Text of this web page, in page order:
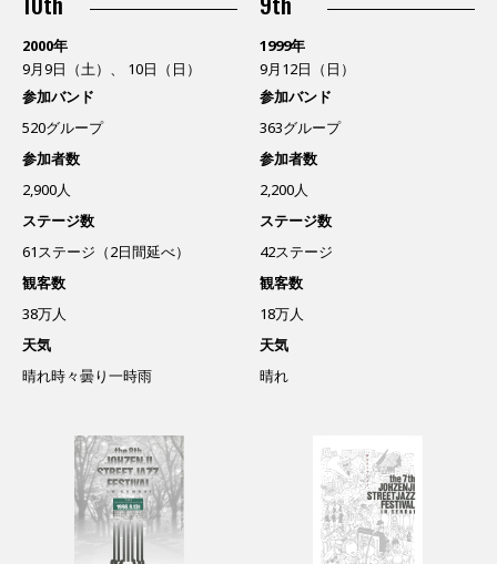
2000年
9月9日（土）、 10日（日）
参加バンド
520グループ
参加者数
2,900人
ステージ数
61ステージ（2日間延べ）
観客数
38万人
天気
晴れ時々曇り一時雨
1999年
9月12日（日）
参加バンド
363グループ
参加者数
2,200人
ステージ数
42ステージ
観客数
18万人
天気
晴れ